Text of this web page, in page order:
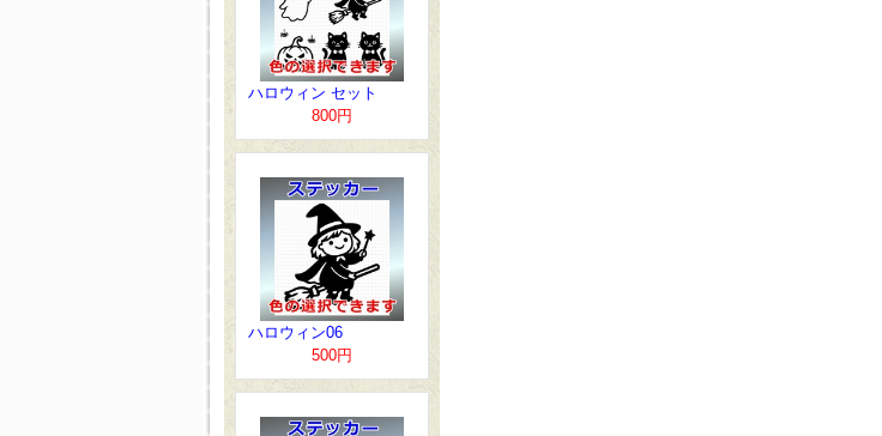
ハロウィン セット
800円
ハロウィン06
500円